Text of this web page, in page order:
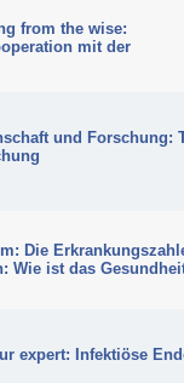
from the wise:
mit der
und Forschung:
Die
Wie ist das
expert: Infektiöse